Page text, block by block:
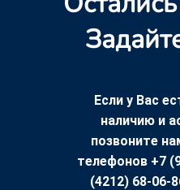
Если у Вас
наличию и
позвоните
телефонов +7
(4212) 68-06-